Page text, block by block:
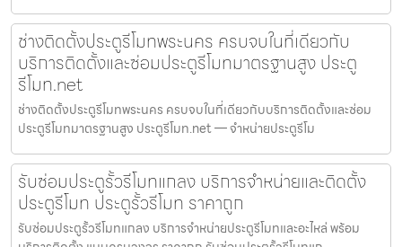
ช่างติดตั้งประตูรีโมทพระนคร ครบจบในที่เดียวกับ
บริการติดตั้งและซ่อมประตูรีโมทมาตรฐานสูง ประตู
รีโมท.net
ช่างติดตั้งประตูรีโมทพระนคร ครบจบในที่เดียวกับบริการติดตั้งและซ่อม
ประตูรีโมทมาตรฐานสูง ประตูรีโมท.net — จำหน่ายประตูรีโม
รับซ่อมประตูรั้วรีโมทแกลง บริการจำหน่ายและติดตั้ง
ประตูรีโมท ประตูรั้วรีโมท ราคาถูก
รับซ่อมประตูรั้วรีโมทแกลง บริการจำหน่ายประตูรีโมทและอะไหล่ พร้อม